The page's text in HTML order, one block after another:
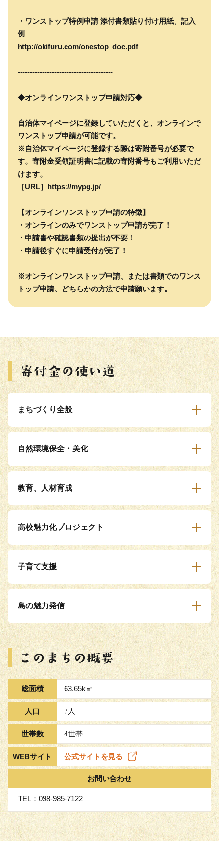
・ワンストップ特例申請 添付書類貼り付け用紙、記入
例
http://okifuru.com/onestop_doc.pdf
---------------------------------------
◆オンラインワンストップ申請対応◆
自治体マイページに登録していただくと、オンラインで
ワンストップ申請が可能です。
※自治体マイページに登録する際は寄附番号が必要で
す。寄附金受領証明書に記載の寄附番号もご利用いただ
けます。
［URL］https://mypg.jp/
【オンラインワンストップ申請の特徴】
・オンラインのみでワンストップ申請が完了！
・申請書や確認書類の提出が不要！
・申請後すぐに申請受付が完了！
※オンラインワンストップ申請、または書類でのワンス
トップ申請、どちらかの方法で申請願います。
まちづくり全般
自然環境保全・美化
教育、人材育成
高校魅力化プロジェクト
子育て支援
島の魅力発信
総面積 63.65k㎡
人口 7人
世帯数 4世帯
WEBサイト 公式サイトを見る
お問い合わせ
TEL：098-985-7122